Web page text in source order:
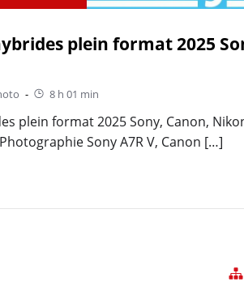
plein format 2025
- 8 h 01 min
plein format 2025 Sony, Canon,
Sony A7R V, Canon […]